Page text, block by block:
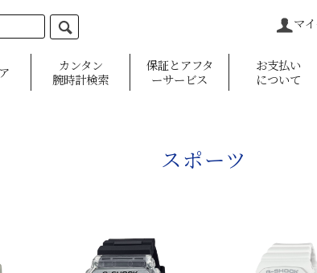
マ
カンタン
腕時計検索
保証とアフタ
ーサービス
お支払い
について
スポーツ